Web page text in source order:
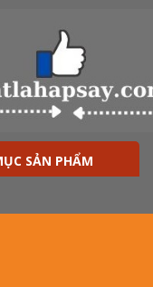
SẢN PHẨM